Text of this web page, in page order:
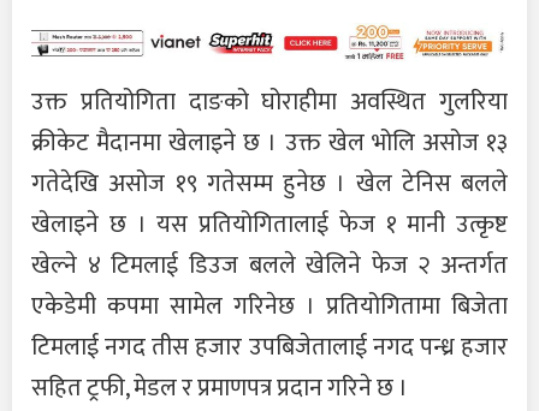
उक्त प्रतियोगिता दाङको घोराहीमा अवस्थित गुलरिया
क्रीकेट मैदानमा खेलाइने छ । उक्त खेल भोलि असोज १३
गतेदेखि असोज १९ गतेसम्म हुनेछ । खेल टेनिस बलले
खेलाइने छ । यस प्रतियोगितालाई फेज १ मानी उत्कृष्ट
खेल्ने ४ टिमलाई डिउज बलले खेलिने फेज २ अन्तर्गत
एकेडेमी कपमा सामेल गरिनेछ । प्रतियोगितामा बिजेता
टिमलाई नगद तीस हजार उपबिजेतालाई नगद पन्ध्र हजार
सहित ट्रफी, मेडल र प्रमाणपत्र प्रदान गरिने छ ।